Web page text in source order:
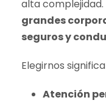
alta
grandes
seguros y
Elegirnos
Atención